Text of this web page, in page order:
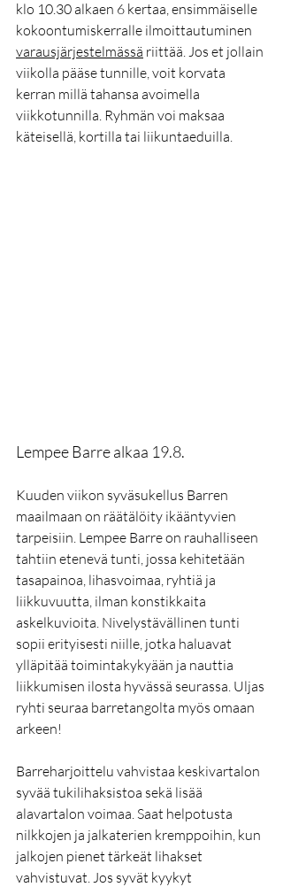
klo 10.30 alkaen 6 kertaa, ensimmäiselle
kokoontumiskerralle ilmoittautuminen
varausjärjestelmässä riittää. Jos et jollain
viikolla pääse tunnille, voit korvata
kerran millä tahansa avoimella
viikkotunnilla. Ryhmän voi maksaa
käteisellä, kortilla tai liikuntaeduilla.
Lempee Barre alkaa 19.8.
Kuuden viikon syväsukellus Barren
maailmaan on räätälöity ikääntyvien
tarpeisiin. Lempee Barre on rauhalliseen
tahtiin etenevä tunti, jossa kehitetään
tasapainoa, lihasvoimaa, ryhtiä ja
liikkuvuutta, ilman konstikkaita
askelkuvioita. Nivelystävällinen tunti
sopii erityisesti niille, jotka haluavat
ylläpitää toimintakykyään ja nauttia
liikkumisen ilosta hyvässä seurassa. Uljas
ryhti seuraa barretangolta myös omaan
arkeen!
Barreharjoittelu vahvistaa keskivartalon
syvää tukilihaksistoa sekä lisää
alavartalon voimaa. Saat helpotusta
nilkkojen ja jalkaterien kremppoihin, kun
jalkojen pienet tärkeät lihakset
vahvistuvat. Jos syvät kyykyt